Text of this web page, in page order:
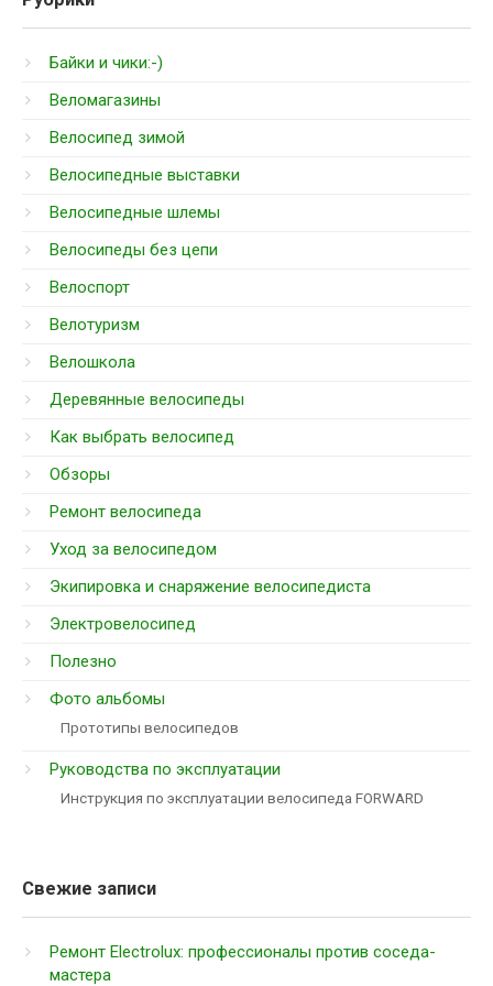
Байки и чики:-)
Веломагазины
Велосипед зимой
Велосипедные выставки
Велосипедные шлемы
Велосипеды без цепи
Велоспорт
Велотуризм
Велошкола
Деревянные велосипеды
Как выбрать велосипед
Обзоры
Ремонт велосипеда
Уход за велосипедом
Экипировка и снаряжение велосипедиста
Электровелосипед
Полезно
Фото альбомы
Прототипы велосипедов
Руководства по эксплуатации
Инструкция по эксплуатации велосипеда FORWARD
Свежие записи
Ремонт Electrolux: профессионалы против соседа-
мастера